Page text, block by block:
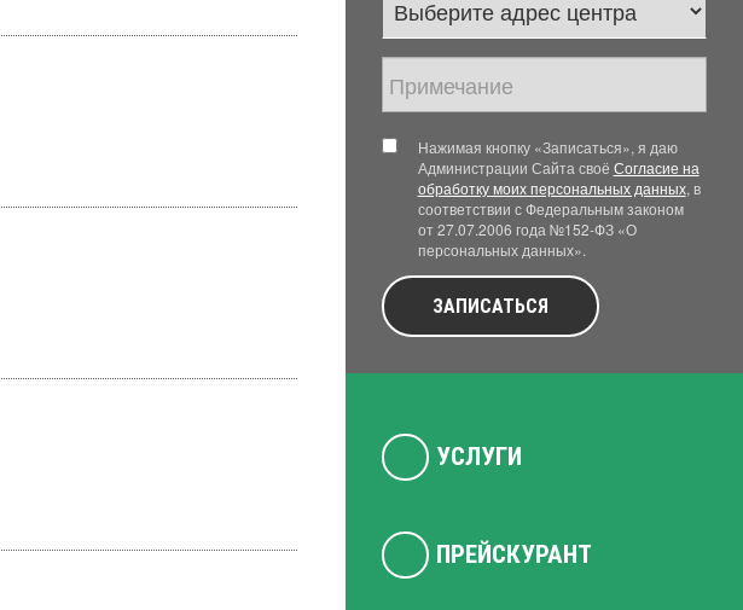
Нажимая кнопку «Записаться», я даю
Администрации Сайта своё Согласие на
обработку моих персональных данных, в
соответствии с Федеральным законом
от 27.07.2006 года №152-ФЗ «О
персональных данных».
ЗАПИСАТЬСЯ
УСЛУГИ
ПРЕЙСКУРАНТ